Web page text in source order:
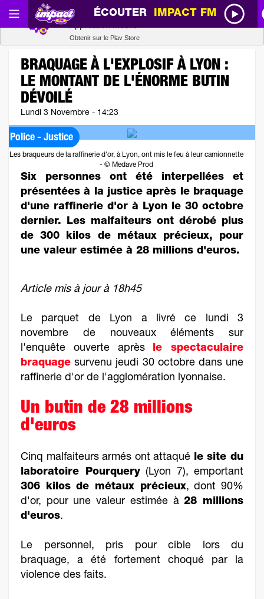
ÉCOUTER IMPACT FM
BRAQUAGE À L'EXPLOSIF À LYON :
LE MONTANT DE L'ÉNORME BUTIN
DÉVOILÉ
Lundi 3 Novembre - 14:23
Police - Justice
Les braqueurs de la raffinerie d'or, à Lyon, ont mis le feu à leur camionnette
- © Medave Prod
Six personnes ont été interpellées et
présentées à la justice après le braquage
d'une raffinerie d'or à Lyon le 30 octobre
dernier. Les malfaiteurs ont dérobé plus
de 300 kilos de métaux précieux, pour
une valeur estimée à 28 millions d'euros.
Article mis à jour à 18h45
Le parquet de Lyon a livré ce lundi 3
novembre de nouveaux éléments sur
l'enquête ouverte après le spectaculaire
braquage survenu jeudi 30 octobre dans une
raffinerie d'or de l'agglomération lyonnaise.
Un butin de 28 millions
d'euros
Cinq malfaiteurs armés ont attaqué le site du
laboratoire Pourquery(Lyon 7), emportant
306 kilos de métaux précieux, dont 90%
d'or, pour une valeur estimée à28 millions
d'euros.
Le personnel, pris pour cible lors du
braquage, a été fortement choqué par la
violence des faits.
Radio SCOOP
Obtenir sur le Play Store
Télécharger